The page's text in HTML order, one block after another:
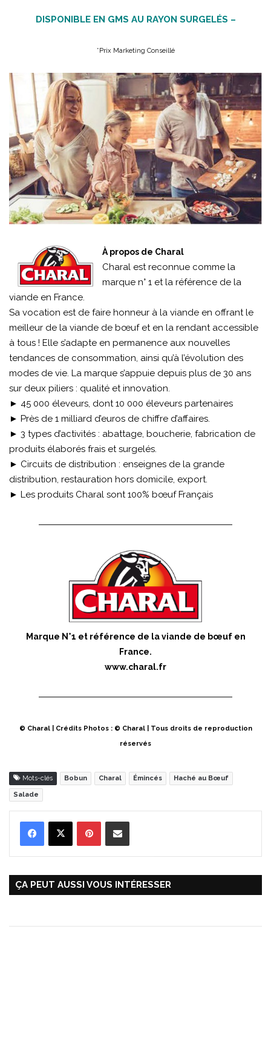
DISPONIBLE EN GMS AU RAYON SURGELÉS –
*Prix Marketing Conseillé
À propos de Charal
Charal est reconnue comme la
marque n° 1 et la référence de la
viande en France.
Sa vocation est de faire honneur à la viande en offrant le
meilleur de la viande de bœuf et en la rendant accessible
à tous ! Elle s’adapte en permanence aux nouvelles
tendances de consommation, ainsi qu’à l’évolution des
modes de vie. La marque s’appuie depuis plus de 30 ans
sur deux piliers : qualité et innovation.
► 45 000 éleveurs, dont 10 000 éleveurs partenaires
► Près de 1 milliard d’euros de chiffre d’affaires.
► 3 types d’activités : abattage, boucherie, fabrication de
produits élaborés frais et surgelés.
► Circuits de distribution : enseignes de la grande
distribution, restauration hors domicile, export.
► Les produits Charal sont 100% bœuf Français
Marque N°1 et référence de la viande de bœuf en
France.
www.charal.fr
© Charal | Crédits Photos : © Charal | Tous droits de reproduction
réservés
Mots-clés Bobun Charal Émincés Haché au Bœuf
Salade
ÇA PEUT AUSSI VOUS INTÉRESSER